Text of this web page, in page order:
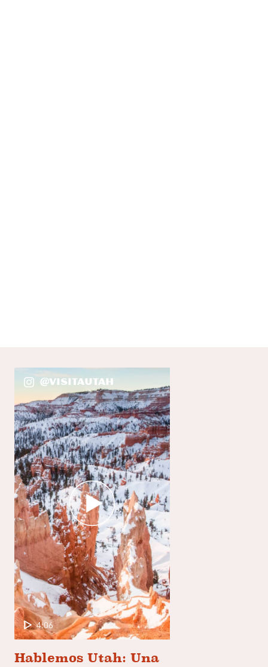
@VisitaUtah
4:06
Hablemos Utah: Una